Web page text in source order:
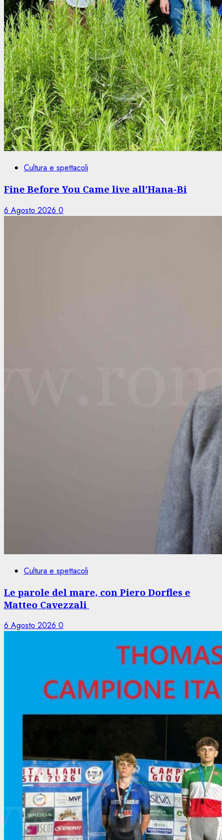
Cultura e spettacoli
Fine Before You Came live all’Hana-Bi
6 Agosto 2026 0
Cultura e spettacoli
Le parole del mare, con Piero Dorfles e
Matteo Cavezzali
6 Agosto 2026 0